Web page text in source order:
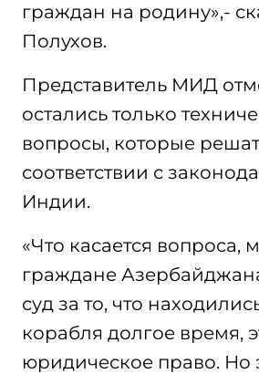
граждан на родину»,-
Полухов.
Представитель МИД
остались только
вопросы, которые
соответствии с
Индии.
«Что касается вопроса,
граждане
суд за то, что
корабля долгое время,
юридическое право. Но